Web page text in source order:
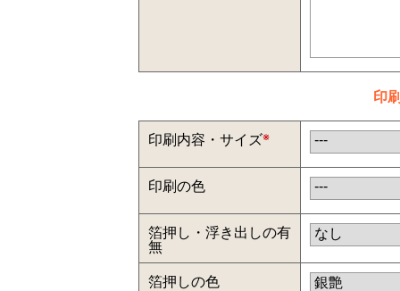
印
印刷内容・サイズ※
印刷の色
箔押し・浮き出しの有
無
箔押しの色